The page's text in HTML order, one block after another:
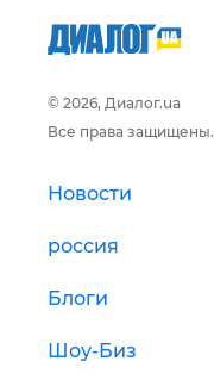
© 2026, Диалог.ua
Все права защищены.
Новости
россия
Блоги
Шоу-Биз